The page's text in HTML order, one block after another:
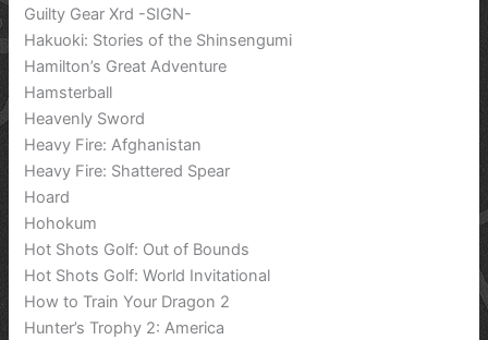
Guilty Gear Xrd -SIGN-
Hakuoki: Stories of the Shinsengumi
Hamilton’s Great Adventure
Hamsterball
Heavenly Sword
Heavy Fire: Afghanistan
Heavy Fire: Shattered Spear
Hoard
Hohokum
Hot Shots Golf: Out of Bounds
Hot Shots Golf: World Invitational
How to Train Your Dragon 2
Hunter’s Trophy 2: America